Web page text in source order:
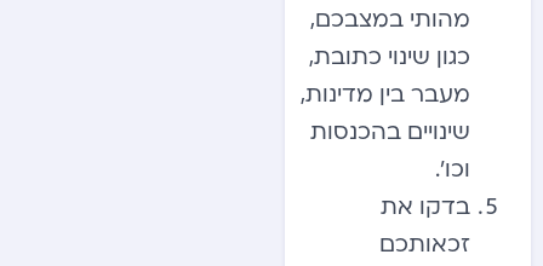
מהותי במצבכם,
כגון שינוי כתובת,
מעבר בין מדינות,
שינויים בהכנסות
וכו’.
בדקו את
זכאותכם